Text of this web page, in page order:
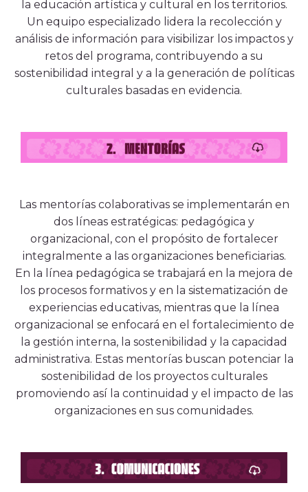
la educación artística y cultural en los territorios.
Un equipo especializado lidera la recolección y
análisis de información para visibilizar los impactos y
retos del programa, contribuyendo a su
sostenibilidad integral y a la generación de políticas
culturales basadas en evidencia.
Las mentorías colaborativas se implementarán en
dos líneas estratégicas: pedagógica y
organizacional, con el propósito de fortalecer
integralmente a las organizaciones beneficiarias.
En la línea pedagógica se trabajará en la mejora de
los procesos formativos y en la sistematización de
experiencias educativas, mientras que la línea
organizacional se enfocará en el fortalecimiento de
la gestión interna, la sostenibilidad y la capacidad
administrativa. Estas mentorías buscan potenciar la
sostenibilidad de los proyectos culturales
promoviendo así la continuidad y el impacto de las
organizaciones en sus comunidades.